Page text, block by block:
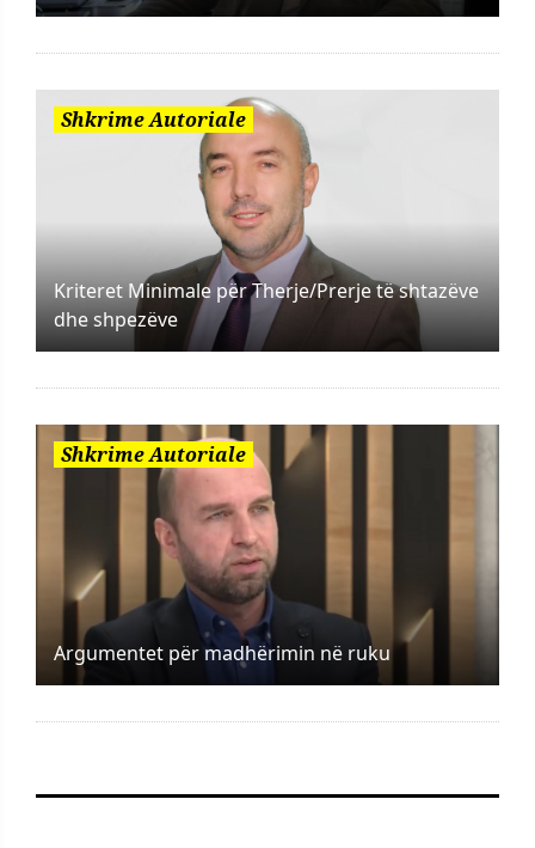
Shkrime Autoriale
Kriteret Minimale për Therje/Prerje të shtazëve
dhe shpezëve
Shkrime Autoriale
Argumentet për madhërimin në ruku